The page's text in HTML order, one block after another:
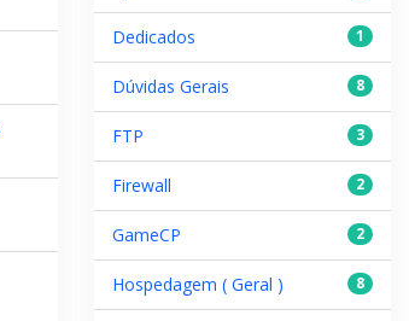
1
Dedicados
8
Dúvidas Gerais
3
FTP
2
Firewall
2
GameCP
8
Hospedagem ( Geral )